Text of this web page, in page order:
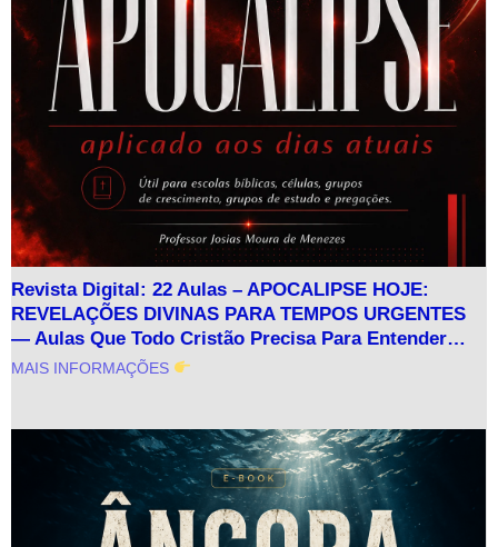
Revista Digital: 22 Aulas – APOCALIPSE HOJE:
REVELAÇÕES DIVINAS PARA TEMPOS URGENTES
— Aulas Que Todo Cristão Precisa Para Entender…
MAIS INFORMAÇÕES